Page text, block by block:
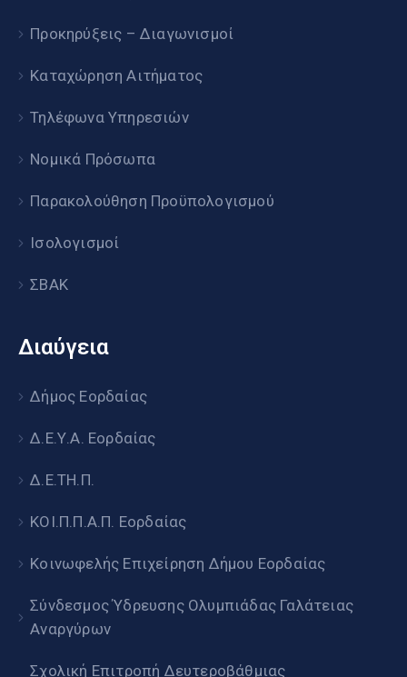
Προκηρύξεις – Διαγωνισμοί
Καταχώρηση Αιτήματος
Τηλέφωνα Υπηρεσιών
Νομικά Πρόσωπα
Παρακολούθηση Προϋπολογισμού
Ισολογισμοί
ΣΒΑΚ
Διαύγεια
Δήμος Εορδαίας
Δ.Ε.Υ.Α. Εορδαίας
Δ.Ε.ΤΗ.Π.
ΚΟΙ.Π.Π.Α.Π. Εορδαίας
Κοινωφελής Επιχείρηση Δήμου Εορδαίας
Σύνδεσμος Ύδρευσης Ολυμπιάδας Γαλάτειας
Αναργύρων
Σχολική Επιτροπή Δευτεροβάθμιας